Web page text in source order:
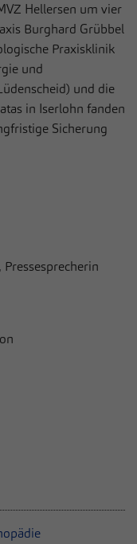
Hellersen um vier
Burghard Grübbel
Praxisklinik
und
und die
in Iserlohn fanden
Sicherung